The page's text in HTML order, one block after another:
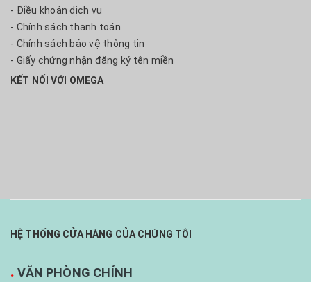
- Điều khoản dịch vụ
- Chính sách thanh toán
- Chính sách bảo vệ thông tin
- Giấy chứng nhận đăng ký tên miền
KẾT NỐI VỚI OMEGA
HỆ THỐNG CỬA HÀNG CỦA CHÚNG TÔI
. VĂN PHÒNG CHÍNH